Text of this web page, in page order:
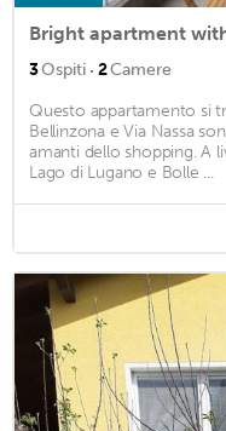
3Ospiti · 2Camere
Questo appartamento si
Bellinzona e Via Nassa
amanti dello shopping. A
Lago di Lugano e Bolle ...